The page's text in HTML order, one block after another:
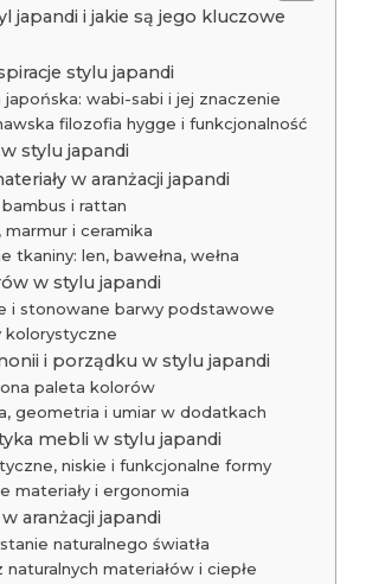
japandi i jakie są jego kluczowe
stylu japandi
japońska: wabi-sabi i jej znaczenie
filozofia hygge i funkcjonalność
stylu japandi
w aranżacji japandi
i rattan
marmur i ceramika
tkaniny: len, bawełna, wełna
w stylu japandi
i stonowane barwy podstawowe
kolorystyczne
i porządku w stylu japandi
paleta kolorów
geometria i umiar w dodatkach
mebli w stylu japandi
niskie i funkcjonalne formy
materiały i ergonomia
aranżacji japandi
naturalnego światła
naturalnych materiałów i ciepłe